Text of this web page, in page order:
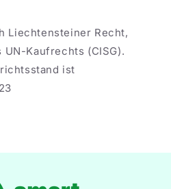
Liechtensteiner Recht,
Kaufrechts (CISG).
ist